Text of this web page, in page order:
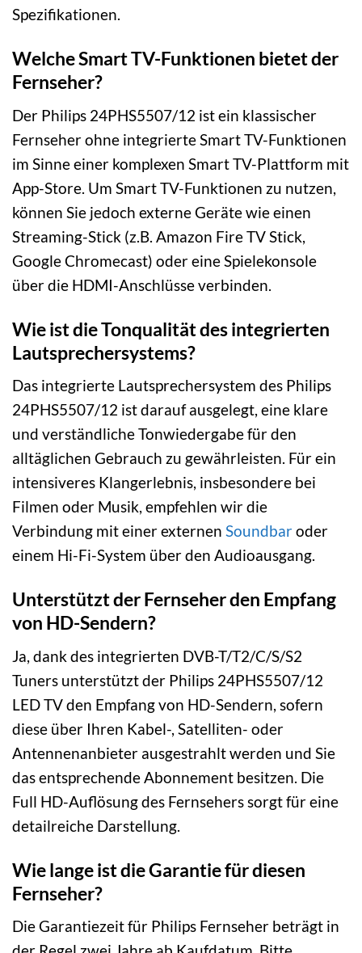
Spezifikationen.
Welche Smart TV-Funktionen bietet der
Fernseher?
Der Philips 24PHS5507/12 ist ein klassischer
Fernseher ohne integrierte Smart TV-Funktionen
im Sinne einer komplexen Smart TV-Plattform mit
App-Store. Um Smart TV-Funktionen zu nutzen,
können Sie jedoch externe Geräte wie einen
Streaming-Stick (z.B. Amazon Fire TV Stick,
Google Chromecast) oder eine Spielekonsole
über die HDMI-Anschlüsse verbinden.
Wie ist die Tonqualität des integrierten
Lautsprechersystems?
Das integrierte Lautsprechersystem des Philips
24PHS5507/12 ist darauf ausgelegt, eine klare
und verständliche Tonwiedergabe für den
alltäglichen Gebrauch zu gewährleisten. Für ein
intensiveres Klangerlebnis, insbesondere bei
Filmen oder Musik, empfehlen wir die
Verbindung mit einer externen Soundbaroder
einem Hi-Fi-System über den Audioausgang.
Unterstützt der Fernseher den Empfang
von HD-Sendern?
Ja, dank des integrierten DVB-T/T2/C/S/S2
Tuners unterstützt der Philips 24PHS5507/12
LED TV den Empfang von HD-Sendern, sofern
diese über Ihren Kabel-, Satelliten- oder
Antennenanbieter ausgestrahlt werden und Sie
das entsprechende Abonnement besitzen. Die
Full HD-Auflösung des Fernsehers sorgt für eine
detailreiche Darstellung.
Wie lange ist die Garantie für diesen
Fernseher?
Die Garantiezeit für Philips Fernseher beträgt in